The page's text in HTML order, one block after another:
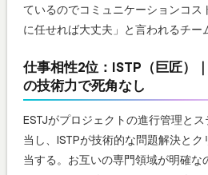
ているのでコミュニケーションコス
に任せれば大丈夫」と言われるチー
仕事相性2位：ISTP（巨匠）
の技術力で死角なし
ESTJがプロジェクトの進行管理と
当し、ISTPが技術的な問題解決と
当する。お互いの専門領域が明確な